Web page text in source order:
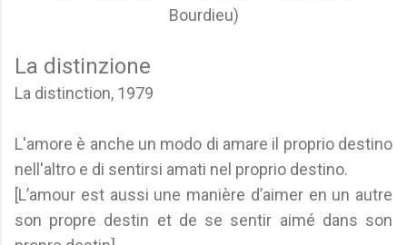
Bourdieu)
La distinzione
La distinction, 1979
L'amore è anche un modo di amare il proprio destino
nell'altro e di sentirsi amati nel proprio destino.
[L’amour est aussi une manière d’aimer en un autre
son propre destin et de se sentir aimé dans son